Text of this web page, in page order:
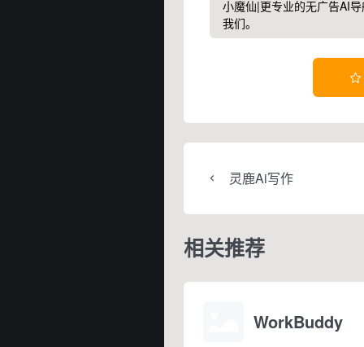
小魔仙|更专业的无广告AI
我们。

灵鹿Ai写作
相关推荐
WorkBuddy